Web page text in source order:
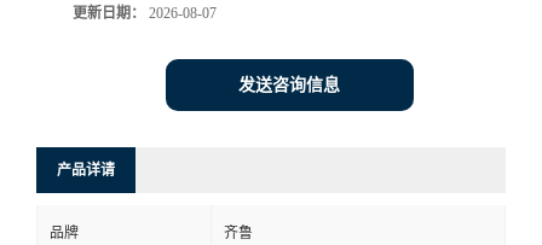
更新日期： 2026-08-07
发送咨询信息
产品详请
品牌 齐鲁